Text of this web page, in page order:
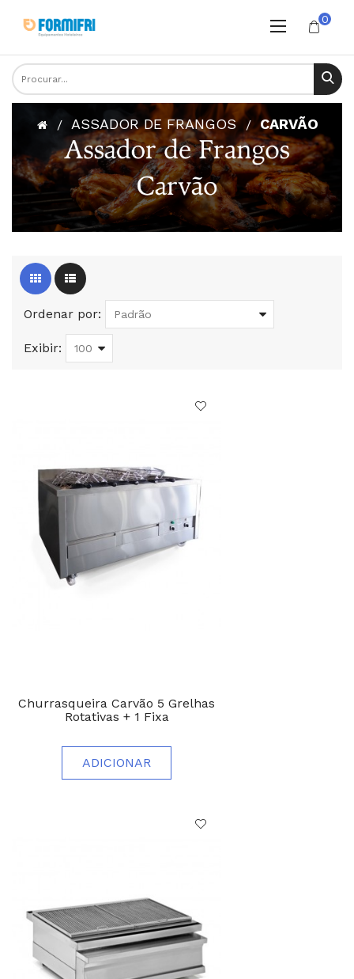
0
ASSADOR DE FRANGOS CARVÃO
Ordenar por:
Exibir:
Churrasqueira Carvão 5 Grelhas
Rotativas + 1 Fixa
ADICIONAR